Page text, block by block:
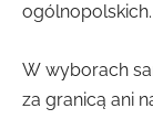
ogólnopolskich.
W wyborach
za granicą ani